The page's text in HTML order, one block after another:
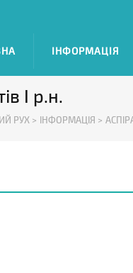
ІНФОРМАЦІЯ
І р.н.
РУХ > ІНФОРМАЦІЯ >